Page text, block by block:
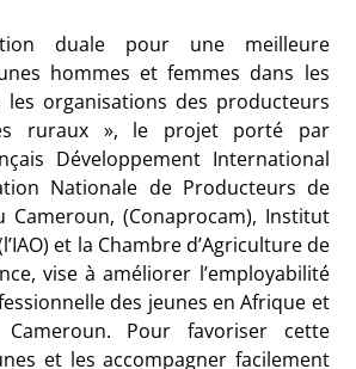
duale pour une meilleure
hommes et femmes dans les
les organisations des producteurs
ruraux », le projet porté par
Développement International
Nationale de Producteurs de
Cameroun, (Conaprocam), Institut
et la Chambre d’Agriculture de
vise à améliorer l’employabilité
des jeunes en Afrique et
Pour favoriser cette
et les accompagner facilement